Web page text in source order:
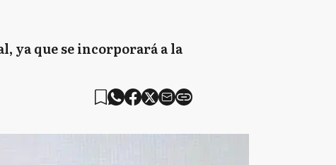
ya que se incorporará a la